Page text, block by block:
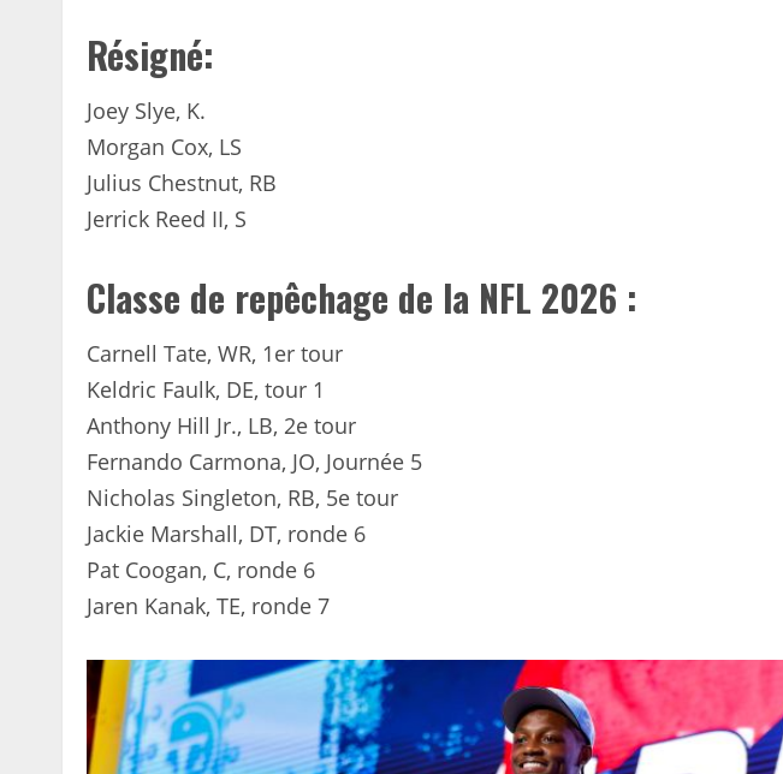
Résigné:
Joey Slye, K.
Morgan Cox, LS
Julius Chestnut, RB
Jerrick Reed II, S
Classe de repêchage de la NFL 2026 :
Carnell Tate, WR, 1er tour
Keldric Faulk, DE, tour 1
Anthony Hill Jr., LB, 2e tour
Fernando Carmona, JO, Journée 5
Nicholas Singleton, RB, 5e tour
Jackie Marshall, DT, ronde 6
Pat Coogan, C, ronde 6
Jaren Kanak, TE, ronde 7